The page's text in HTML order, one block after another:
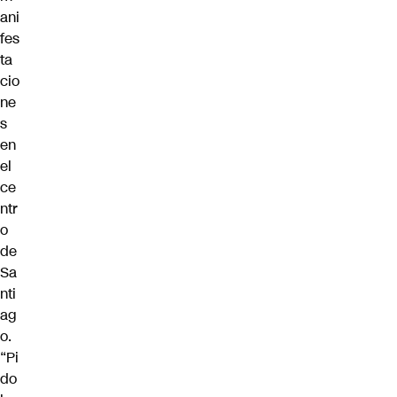
ani
fes
ta
cio
ne
s
en
el
ce
ntr
o
de
Sa
nti
ag
o.
“Pi
do